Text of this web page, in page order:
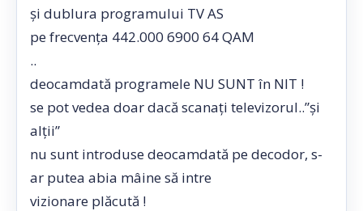
și dublura programului TV AS
pe frecvența 442.000 6900 64 QAM
..
deocamdată programele NU SUNT în NIT !
se pot vedea doar dacă scanați televizorul..”și
alții”
nu sunt introduse deocamdată pe decodor, s-
ar putea abia mâine să intre
vizionare plăcută !